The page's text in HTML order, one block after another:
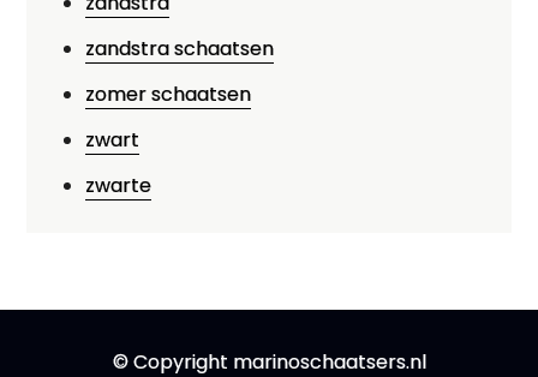
zandstra schaatsen
zomer schaatsen
zwart
zwarte
© Copyright marinoschaatsers.nl